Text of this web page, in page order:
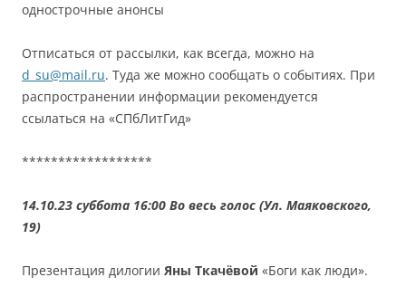
однострочные анонсы
Отписаться от рассылки, как всегда, можно на
d_su@mail.ru. Туда же можно сообщать о событиях. При
распространении информации рекомендуется
ссылаться на «СПбЛитГид»
******************
14.10.23 суббота 16:00 Во весь голос (Ул. Маяковского,
19)
Презентация дилогии Яны Ткачёвой «Боги как люди».